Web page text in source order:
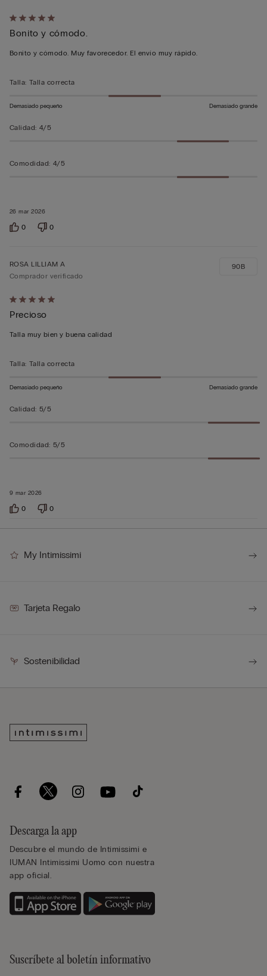
Calificación
de
5
5
26 mar 2026
Bonito y cómodo.
Bonito y cómodo. Muy favorecedor. El envío muy rápido.
Talla: Talla correcta
Demasiado pequeño Demasiado grande
Calidad: 4/5
Comodidad: 4/5
0 0
Calificación
de
5
5
9 mar 2026
ROSA LILLIAM A
Comprador verificado
Precioso
Talla muy bien y buena calidad
90B
Talla: Talla correcta
Demasiado pequeño Demasiado grande
Calidad: 5/5
Comodidad: 5/5
0 0
My Intimissimi
Tarjeta Regalo
Sostenibilidad
Descarga la app
Descubre el mundo de Intimissimi e
IUMAN Intimissimi Uomo con nuestra
app oficial.
Suscríbete al boletín informativo